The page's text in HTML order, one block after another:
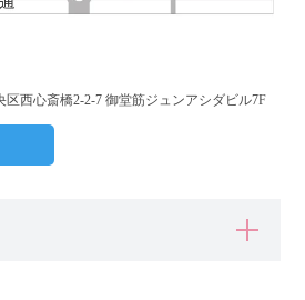
情報保護のため
イバシーマークを
区西心斎橋2-2-7 御堂筋ジュンアシダビル7F